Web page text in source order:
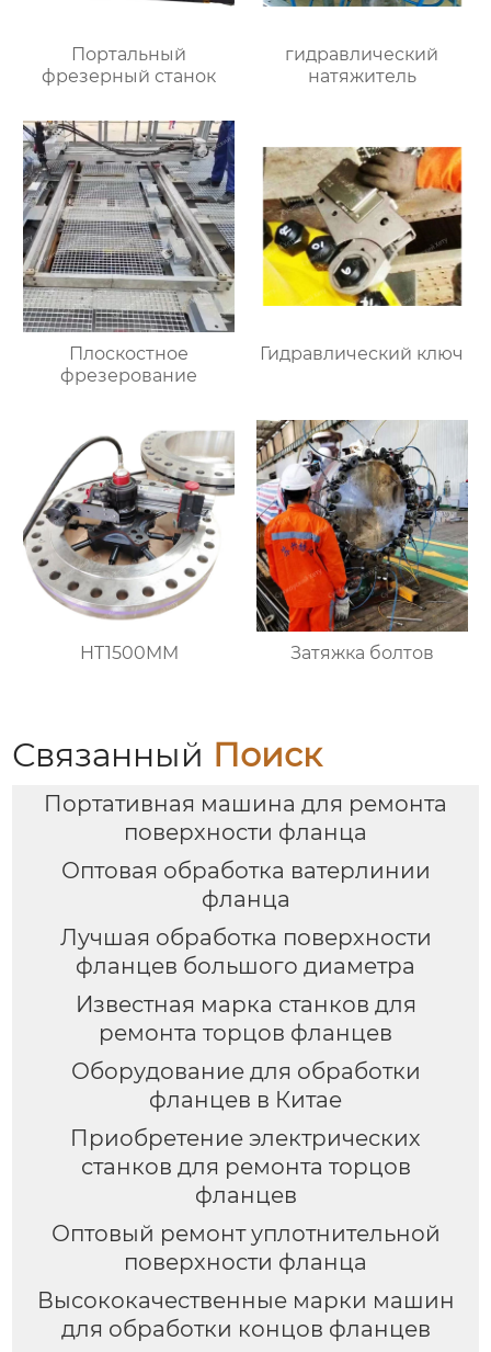
Портальный
фрезерный станок
гидравлический
натяжитель
Плоскостное
фрезерование
Гидравлический ключ
HT1500MM Затяжка болтов
Связанный Поиск
Портативная машина для ремонта
поверхности фланца
Оптовая обработка ватерлинии
фланца
Лучшая обработка поверхности
фланцев большого диаметра
Известная марка станков для
ремонта торцов фланцев
Оборудование для обработки
фланцев в Китае
Приобретение электрических
станков для ремонта торцов
фланцев
Оптовый ремонт уплотнительной
поверхности фланца
Высококачественные марки машин
для обработки концов фланцев